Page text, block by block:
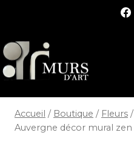
Accueil / Boutique / Fleurs /
Auvergne décor mural zen